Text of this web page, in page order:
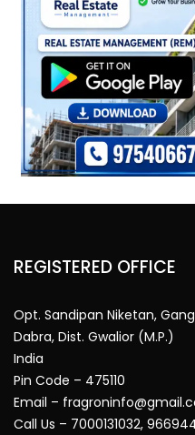
REGISTERED OFFICE
Opt. Sandipan Niketan,
Dabra, Dist. Gwalior (M.P.)
India
Pin Code – 475110
Email –
Call Us – 7000131032,